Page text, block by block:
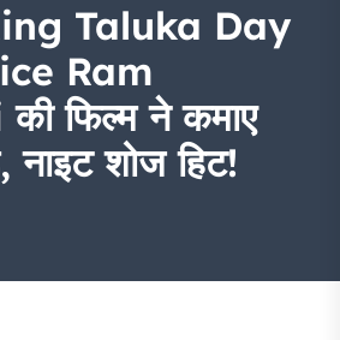
Taluka Day
Ram
फिल्म ने कमाए
शोज हिट!